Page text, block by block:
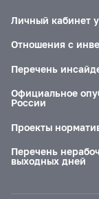
Личный кабинет
Отношения с
Перечень
Официальное
России
Проекты
Перечень
выходных дней